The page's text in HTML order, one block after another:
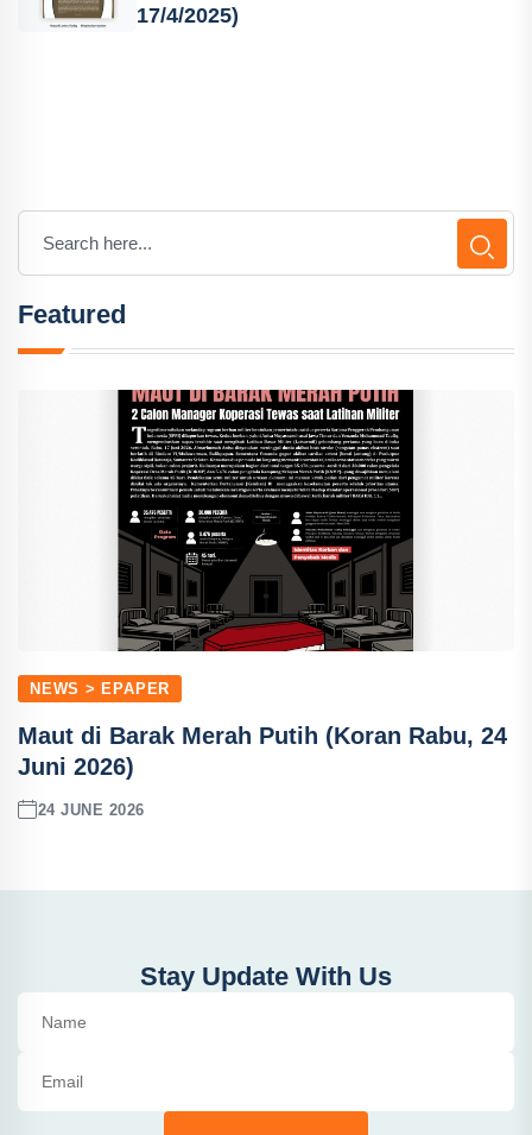
17/4/2025)
Featured
NEWS > EPAPER
Maut di Barak Merah Putih (Koran Rabu, 24
Juni 2026)
24 JUNE 2026
Stay Update With Us